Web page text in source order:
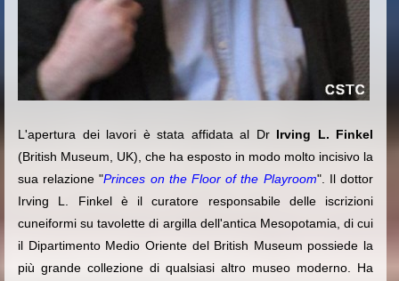
L'apertura dei lavori è stata affidata al DrIrving L. Finkel
(British Museum, UK), che ha esposto in modo molto incisivo la
sua relazione "Princes on the Floor of the Playroom".
Il dottor
Irving L. Finkel è il curatore responsabile delle iscrizioni
cuneiformi su tavolette di argilla dell'antica Mesopotamia, di cui
il Dipartimento Medio Oriente del British Museum possiede la
più grande collezione di qualsiasi altro museo moderno. Ha